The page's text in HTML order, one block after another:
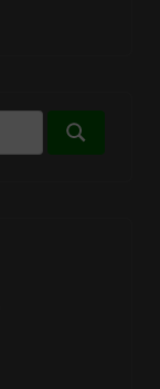
Suchen